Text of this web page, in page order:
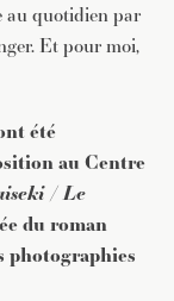
au quotidien par
Et pour moi,
été
au Centre
/ Le
du roman
photographies